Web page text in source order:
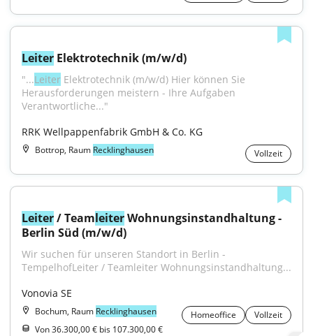
Leiter Elektrotechnik (m/w/d)
"...Leiter Elektrotechnik (m/w/d) Hier können Sie
Herausforderungen meistern - Ihre Aufgaben
Verantwortliche..."
RRK Wellpappenfabrik GmbH & Co. KG
Bottrop, Raum Recklinghausen Vollzeit
Leiter / Teamleiter Wohnungsinstandhaltung -
Berlin Süd (m/w/d)
Wir suchen für unseren Standort in Berlin -
TempelhofLeiter / Teamleiter Wohnungsinstandhaltung...
Vonovia SE
Bochum, Raum Recklinghausen Homeoffice
Vollzeit
Von 36.300,00 € bis 107.300,00 €